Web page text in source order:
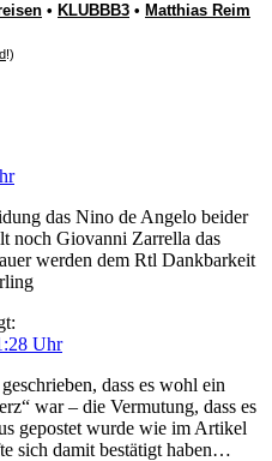
• KLUBBB3 • Matthias Reim
!)
das Nino de Angelo beider
noch Giovanni Zarrella das
werden dem Rtl Dankbarkeit
Uhr
dass es wohl ein
war – die Vermutung, dass es
gepostet wurde wie im Artikel
sich damit bestätigt haben…